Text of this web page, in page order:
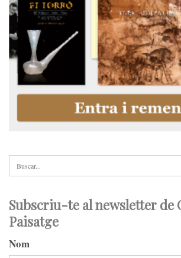
Subscriu-te al newsletter de
Paisatge
Nom